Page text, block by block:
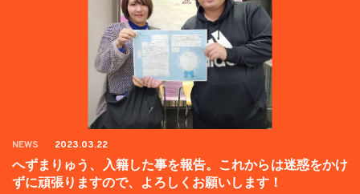
NEWS 2023.03.22
へずまりゅう、入籍した事を報告。これからは迷惑をかけ
ずに頑張りますので、よろしくお願いします！